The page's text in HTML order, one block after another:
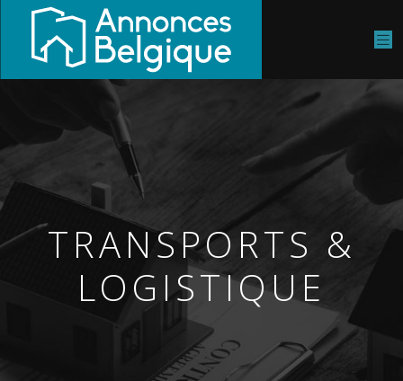
TRANSPORTS &
LOGISTIQUE